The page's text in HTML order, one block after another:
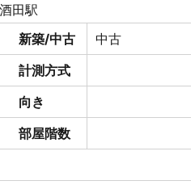
田駅
新築/中古
中古
計測方式
向き
部屋階数